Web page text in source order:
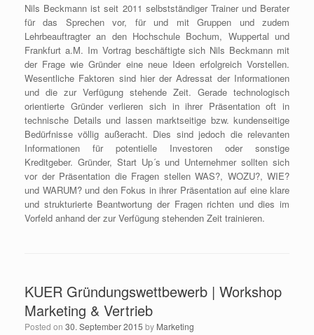
Nils Beckmann ist seit 2011 selbstständiger Trainer und Berater
für das Sprechen vor, für und mit Gruppen und zudem
Lehrbeauftragter an den Hochschule Bochum, Wuppertal und
Frankfurt a.M. Im Vortrag beschäftigte sich Nils Beckmann mit
der Frage wie Gründer eine neue Ideen erfolgreich Vorstellen.
Wesentliche Faktoren sind hier der Adressat der Informationen
und die zur Verfügung stehende Zeit. Gerade technologisch
orientierte Gründer verlieren sich in ihrer Präsentation oft in
technische Details und lassen marktseitige bzw. kundenseitige
Bedürfnisse völlig außeracht. Dies sind jedoch die relevanten
Informationen für potentielle Investoren oder sonstige
Kreditgeber. Gründer, Start Up´s und Unternehmer sollten sich
vor der Präsentation die Fragen stellen WAS?, WOZU?, WIE?
und WARUM? und den Fokus in ihrer Präsentation auf eine klare
und strukturierte Beantwortung der Fragen richten und dies im
Vorfeld anhand der zur Verfügung stehenden Zeit trainieren.
KUER Gründungswettbewerb | Workshop
Marketing & Vertrieb
Posted on 30. September 2015 by Marketing